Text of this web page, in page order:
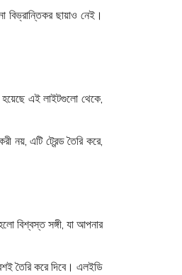
ছায়াও নেই।
এই লাইটগুলো থেকে,
নয়, এটি ট্রেন্ড তৈরি করে,
বিশ্বস্ত সঙ্গী, যা আপনার
তৈরি করে দিবে। এলইডি